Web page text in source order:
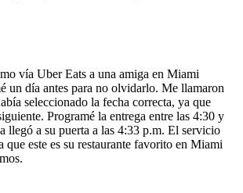
vía Uber Eats a una amiga en Miami
un día antes para no olvidarlo. Me llamaron
seleccionado la fecha correcta, ya que
Programé la entrega entre las 4:30 y
llegó a su puerta a las 4:33 p.m. El servicio
que este es su restaurante favorito en Miami